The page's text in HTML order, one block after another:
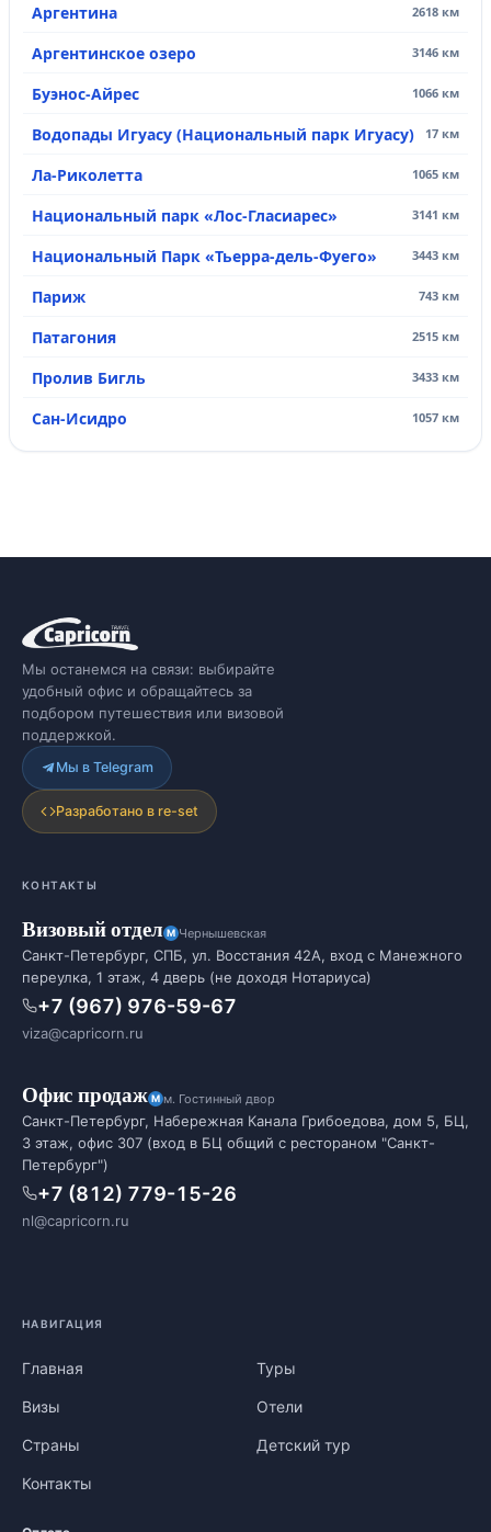
Аргентина 2618 км
Аргентинское озеро 3146 км
Буэнос-Айрес 1066 км
Водопады Игуасу (Национальный парк Игуасу) 17 км
Ла-Риколетта 1065 км
Национальный парк «Лос-Гласиарес» 3141 км
Национальный Парк «Тьерра-дель-Фуего» 3443 км
Париж 743 км
Патагония 2515 км
Пролив Бигль 3433 км
Сан-Исидро 1057 км
Мы останемся на связи: выбирайте
удобный офис и обращайтесь за
подбором путешествия или визовой
поддержкой.
Мы в Telegram
Разработано в re-set
КОНТАКТЫ
Визовый отдел Чернышевская
Санкт-Петербург, СПБ, ул. Восстания 42А, вход с Манежного
переулка, 1 этаж, 4 дверь (не доходя Нотариуса)
+7 (967) 976-59-67
viza@capricorn.ru
Офис продаж м. Гостинный двор
Санкт-Петербург, Набережная Канала Грибоедова, дом 5, БЦ,
3 этаж, офис 307 (вход в БЦ общий с рестораном "Санкт-
Петербург")
+7 (812) 779-15-26
nl@capricorn.ru
НАВИГАЦИЯ
Главная Туры
Визы Отели
Страны Детский тур
Контакты